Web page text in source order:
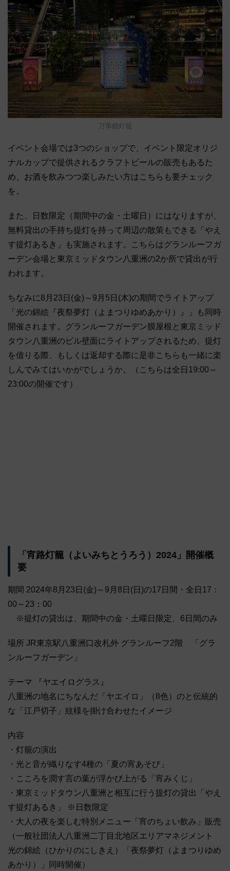
万華鏡灯籠
イベント会場では3つのショップで、イベント限定オリジ
ナルカップで提供されるクラフトビールの販売もあるた
め、お酒を飲みつつ楽しみたい方はこちらも要チェック
を。
また、日数限定（期間中の金・土曜日）にはなりますが、
無料貸出の手持ち提灯を持って周辺の散策もできる「やえ
す提灯あるき」も実施されます。こちらはグランルーフガ
ーデン会場と東京ミッドタウン八重洲の2か所で貸出が行
われます。
ちなみに8月23日(金)～9月5日(木)の期間でライトアップ
「光の錦絵『夜祭夢灯（よまつりゆめあかり）』」も同時
開催されます。グランルーフガーデン膜屋根と東京ミッド
タウン八重洲のビル壁面にライトアップされるため、提灯
を借りる際、もしくは返却する際に是非こちらも一緒に楽
しんでみてはいかがでしょうか。（こちらは全日19:00～
23:00の開催です）
「宵路灯籠（よいみちとうろう）2024」開催概
要
期間 2024年8月23日(金)～9月8日(日)の17日間・全日17：
00～23：00
※提灯の貸出は、期間中の金・土曜日限定、6日間のみ
場所 JR東京駅八重洲口改札外 グランルーフ2階 「グラ
ンルーフガーデン」
テーマ 『ヤエイログラス』
八重洲の地名にちなんだ「ヤエイロ」（8色）のと伝統的
な「江戸切子」紋様を掛け合わせたイメージ
内容
・灯籠の演出
・光と音が織りなす4種の「夏の宵あそび」
・こころを潤す言の葉が浮かび上がる「宵みくじ」
・東京ミッドタウン八重洲と相互に行う提灯の貸出「やえ
す提灯あるき」 ※日数限定
・大人の夜を楽しむ特別メニュー「宵のちょい飲み」販売
（一般社団法人八重洲二丁目北地区エリアマネジメント
光の錦絵（ひかりのにしきえ）「夜祭夢灯（よまつりゆめ
あかり）」同時開催）